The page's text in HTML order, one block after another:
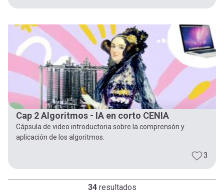
Cap 2 Algoritmos - IA en corto CENIA
Cápsula de video introductoria sobre la comprensón y
aplicación de los algoritmos.
3
34resultados